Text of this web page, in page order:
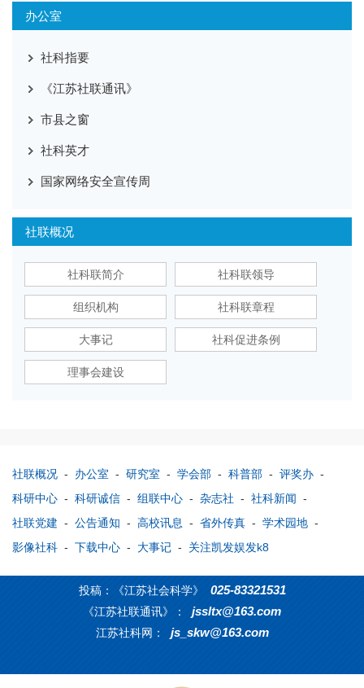
办公室
社科指要
《江苏社联通讯》
市县之窗
社科英才
国家网络安全宣传周
社联概况
社科联简介 社科联领导
组织机构 社科联章程
大事记 社科促进条例
理事会建设
社联概况 - 办公室 - 研究室 - 学会部 - 科普部 - 评奖办 -
科研中心 - 科研诚信 - 组联中心 - 杂志社 - 社科新闻 -
社联党建 - 公告通知 - 高校讯息 - 省外传真 - 学术园地 -
影像社科 - 下载中心 - 大事记 - 关注凯发娱发k8
投稿：《江苏社会科学》 025-83321531
《江苏社联通讯》： jssltx@163.com
江苏社科网： js_skw@163.com